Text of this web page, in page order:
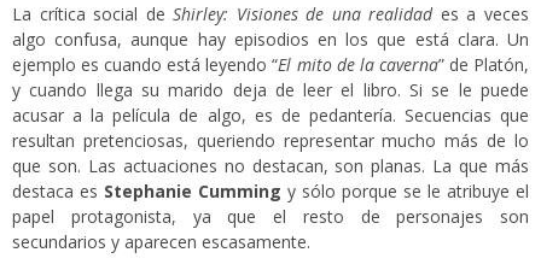
La crítica social deShirley: Visiones de una realidad es a veces
algo confusa, aunque hay episodios en los que está clara. Un
ejemplo es cuando está leyendo “El mito de la caverna” de Platón,
y cuando llega su marido deja de leer el libro. Si se le puede
acusar a la película de algo, es de pedantería. Secuencias que
resultan pretenciosas, queriendo representar mucho más de lo
que son. Las actuaciones no destacan, son planas. La que más
destaca es Stephanie Cumming y sólo porque se le atribuye el
papel protagonista, ya que el resto de personajes son
secundarios y aparecen escasamente.